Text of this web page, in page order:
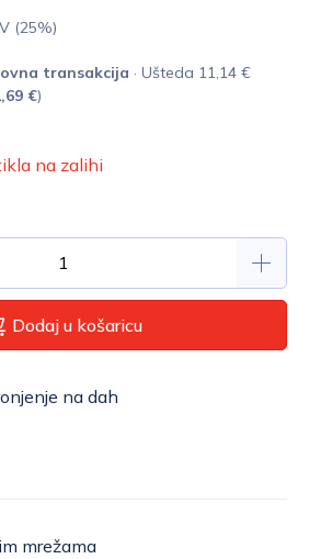
(25%)
transakcija · Ušteda 11,14 €
€)
na zalihi
Dodaj u košaricu
na dah
mrežama